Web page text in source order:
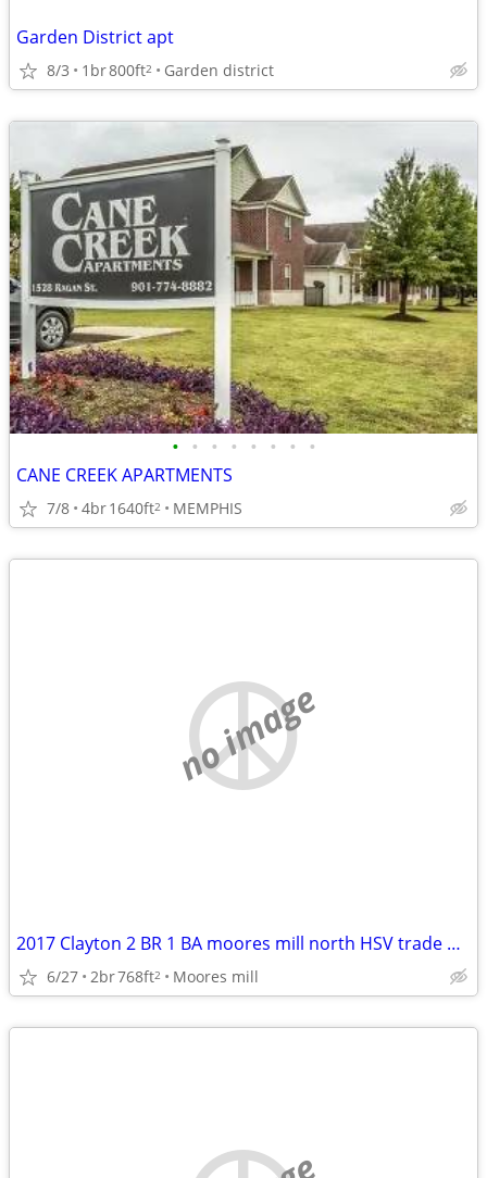
Garden District apt
8/3 1br800ft2 Garden district
• • • • • • • •
CANE CREEK APARTMENTS
7/8 4br1640ft2 MEMPHIS
no image
2017 Clayton 2 BR 1 BA moores mill north HSV trade Decatur/Athens
6/27 2br768ft2 Moores mill